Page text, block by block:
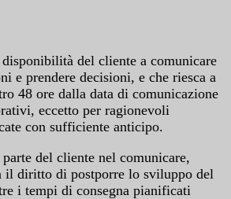
del cliente a comunicare
e prendere decisioni, e che riesca a
48 ore dalla data di comunicazione
eccetto per ragionevoli
con sufficiente anticipo.
del cliente nel comunicare,
il diritto di postporre lo sviluppo del
i tempi di consegna pianificati